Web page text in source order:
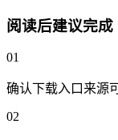
阅读后建议完成
01
确认下载入口来源
02